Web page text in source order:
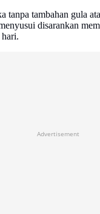
tanpa tambahan gula
disarankan
Advertisement